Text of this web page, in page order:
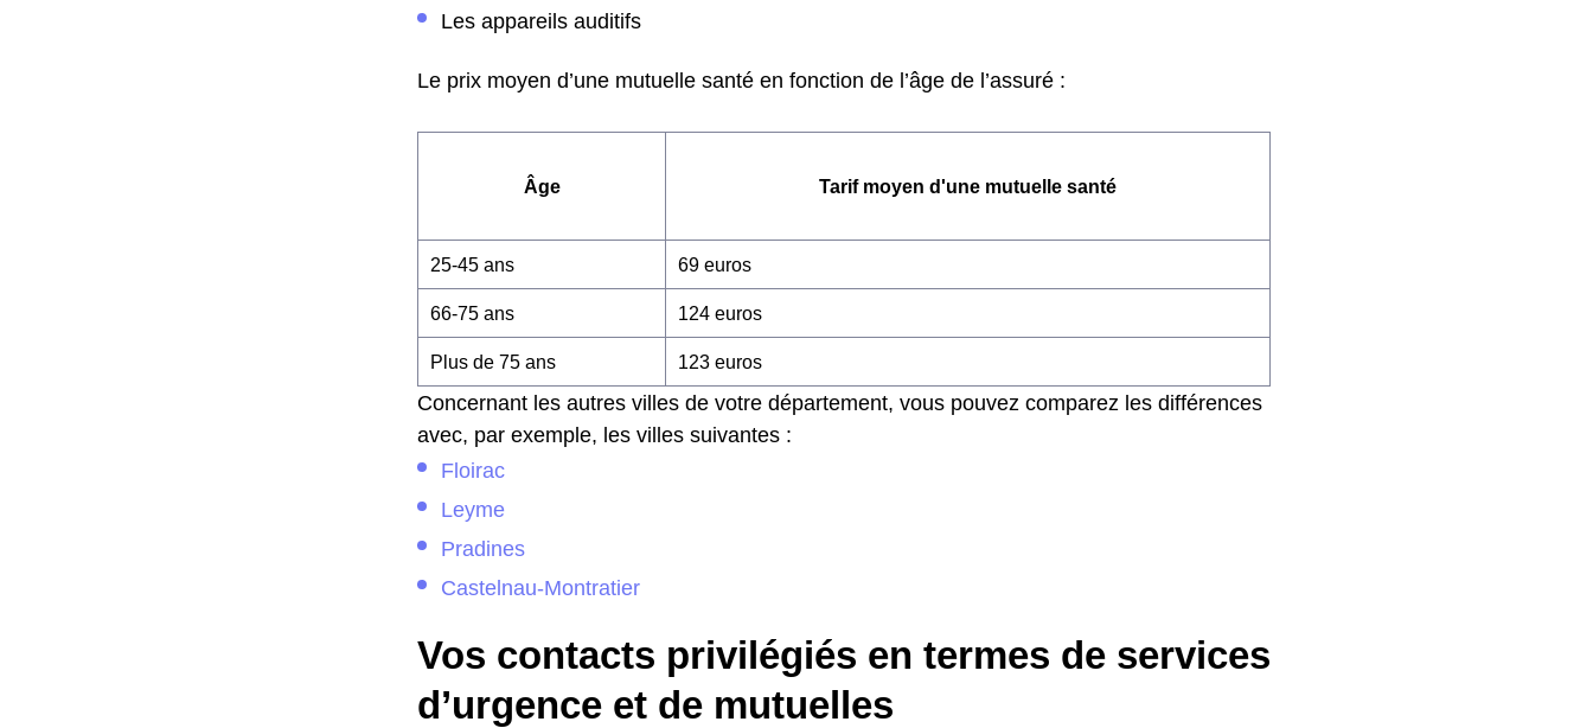
Les appareils auditifs
Le prix moyen d’une mutuelle santé en fonction de l’âge de l’assuré :
Âge Tarif moyen d'une mutuelle santé
25-45 ans 69 euros
66-75 ans 124 euros
Plus de 75 ans 123 euros
Concernant les autres villes de votre département, vous pouvez comparez les différences
avec, par exemple, les villes suivantes :
Floirac
Leyme
Pradines
Castelnau-Montratier
Vos contacts privilégiés en termes de services
d’urgence et de mutuelles